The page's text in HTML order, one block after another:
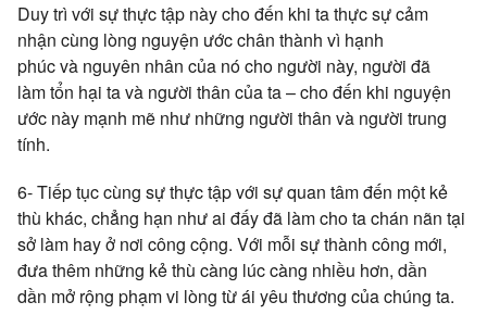
Duy trì với sự thực tập này cho đến khi ta thực sự cảm
nhận cùng lòng nguyện ước chân thành vì hạnh
phúc và nguyên nhân của nó cho người này, người đã
làm tổn hại ta và người thân của ta – cho đến khi nguyện
ước này mạnh mẽ như những người thân và người trung
tính.
6- Tiếp tục cùng sự thực tập với sự quan tâm đến một kẻ
thù khác, chẳng hạn như ai đấy đã làm cho ta chán nãn tại
sở làm hay ở nơi công cộng. Với mỗi sự thành công mới,
đưa thêm những kẻ thù càng lúc càng nhiều hơn, dần
dần mở rộng phạm vi lòng từ ái yêu thương của chúng ta.